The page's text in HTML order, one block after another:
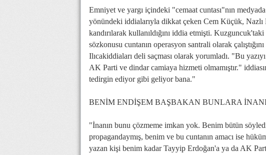
Emniyet ve yargı içindeki "cemaat cuntası"nın
yönündeki iddialarıyla dikkat çeken Cem Küçük, Nazlı
kandırılarak kullanıldığını iddia etmişti.
sözkonusu cuntanın operasyon santrali olarak
Ilıcakiddiaları deli saçması olarak yorumladı. "Bu
AK Parti ve dindar camiaya hizmeti olmamıştır."
tedirgin ediyor gibi geliyor bana."
BENİM ENDİŞEM BAŞBAKAN BUNLARA
"İnanın bunu çözmeme imkan yok. Benim bütün
propagandaymış, benim ve bu cuntanın amacı ise
yazan kişi benim kadar Tayyip Erdoğan'a ya da AK